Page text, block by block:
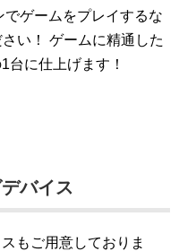
でゲームをプレイするな
い！
ゲームに精通した
台に仕上げます！
バイス
もご用意しておりま